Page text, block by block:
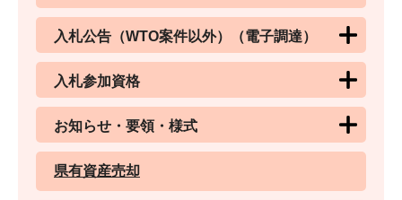
入札公告（WTO案件以外）（電子調達）
入札参加資格
お知らせ・要領・様式
県有資産売却